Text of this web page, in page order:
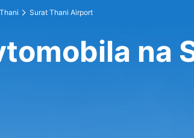
Surat Thani Airport
na